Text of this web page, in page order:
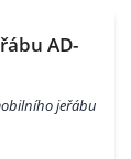
AD-
jeřábu